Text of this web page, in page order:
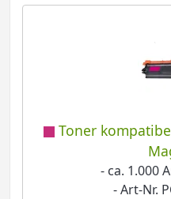
Toner
- ca. 1.000
- Art-Nr.